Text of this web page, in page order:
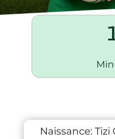
Naissance: Tizi